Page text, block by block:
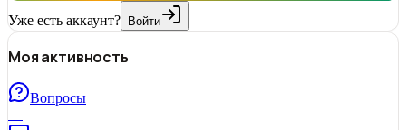
Уже есть аккаунт? Войти
Моя активность
Вопросы
—